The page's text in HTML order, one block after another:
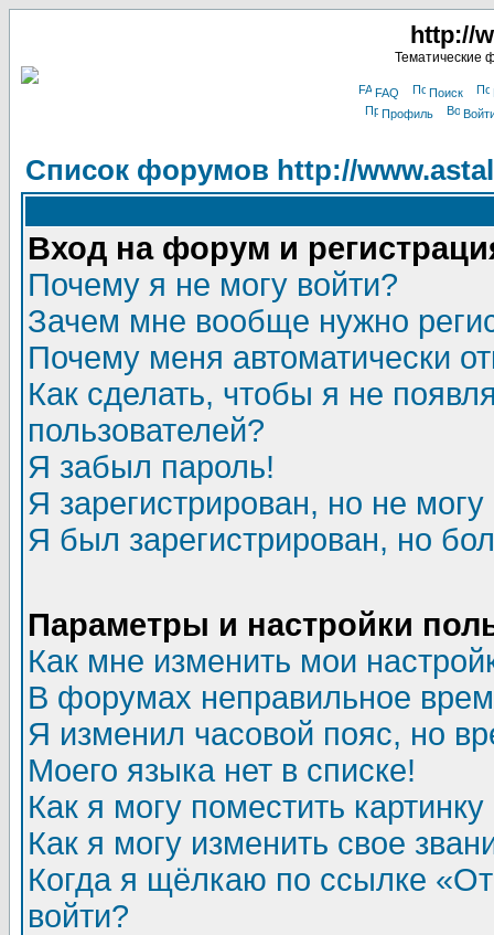
http://
Тематические
FAQ Поиск
Профиль
Список форумов http://
Вход на форум и
Почему я не могу войти?
Зачем мне вообще нужно
Почему меня автоматически
Как сделать, чтобы я не
пользователей?
Я забыл пароль!
Я зарегистрирован, но не могу
Я был зарегистрирован, но
Параметры и настройки
Как мне изменить мои
В форумах неправильное
Я изменил часовой пояс, но
Моего языка нет в списке!
Как я могу поместить
Как я могу изменить свое
Когда я щёлкаю по ссылке
войти?